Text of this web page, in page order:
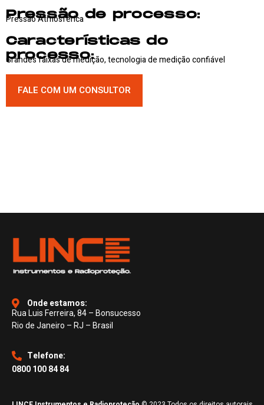
Pressão de processo:
Pressão Atmosférica
Características do
processo:
Grandes faixas de medição, tecnologia de medição confiável
FALE COM UM CONSULTOR
Onde estamos:
Rua Luis Ferreira, 84 – Bonsucesso
Rio de Janeiro – RJ – Brasil
Telefone:
0800 100 84 84